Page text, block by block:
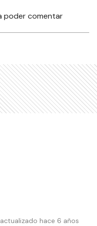
poder comentar
hace 6 años